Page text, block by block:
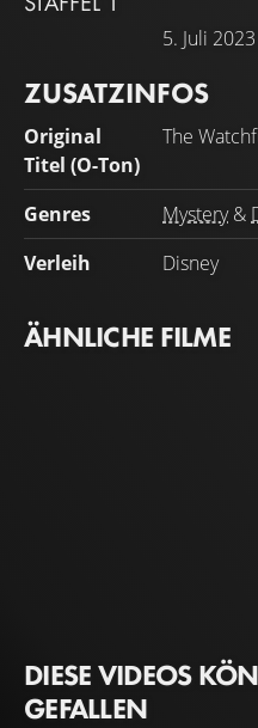
ahnt ist, dass Elena
Geheimnisse besitzt.5. Juli 2023
ZUSATZINFOS
Original
Titel (O-Ton)
The
Genres Mystery&
Verleih
Disney
ÄHNLICHE FILME
DIESE VIDEOS
GEFALLEN